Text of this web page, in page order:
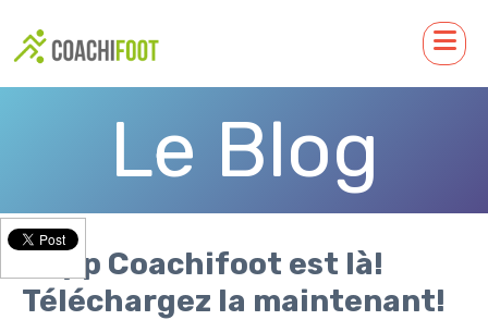
Le Blog
L'app Coachifoot est là!
Téléchargez la maintenant!